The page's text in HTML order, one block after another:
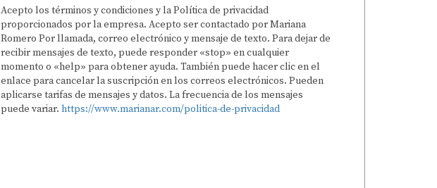
Acepto los términos y condiciones y la Política de privacidad
proporcionados por la empresa. Acepto ser contactado por Mariana
Romero Por llamada, correo electrónico y mensaje de texto. Para dejar de
recibir mensajes de texto, puede responder «stop» en cualquier
momento o «help» para obtener ayuda. También puede hacer clic en el
enlace para cancelar la suscripción en los correos electrónicos. Pueden
aplicarse tarifas de mensajes y datos. La frecuencia de los mensajes
puede variar. https://www.marianar.com/politica-de-privacidad